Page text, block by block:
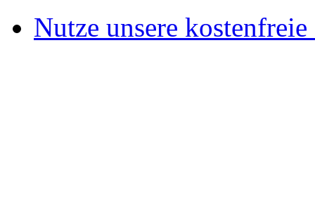
Nutze unsere